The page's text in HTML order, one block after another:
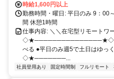
時給1,600円以上
勤務時間・曜日: 平日のみ 9：00
間 休憩1時間
仕事内容: ＼＼在宅型リモートワ
◇★───────────────★◇
べる ●平日のみ週5で土日はゆっ
◇★───────...
社員登用あり 固定時間制 フルリモート